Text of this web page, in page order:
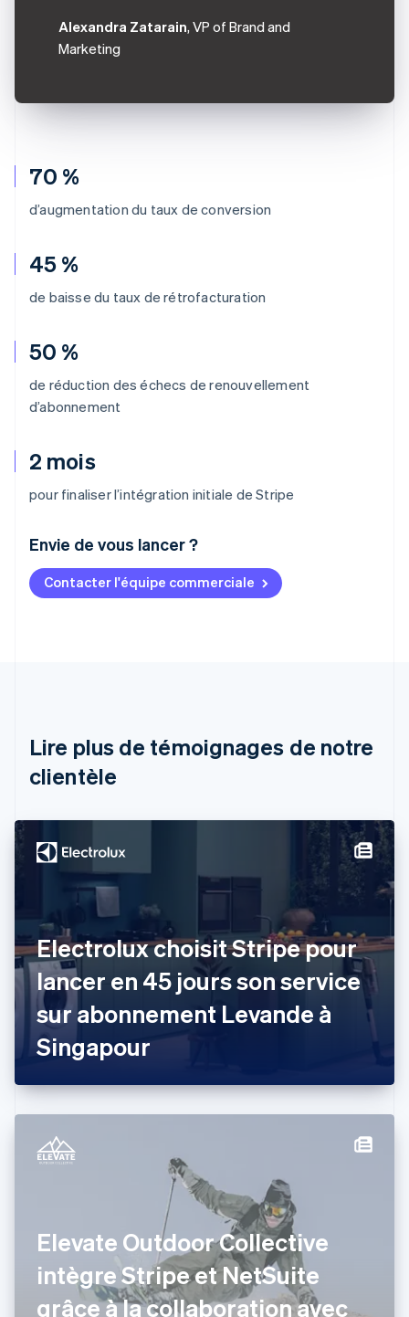
70 %
d’augmentation du taux de conversion
45 %
de baisse du taux de rétrofacturation
50 %
de réduction des échecs de renouvellement
d’abonnement
2 mois
pour finaliser l’intégration initiale de Stripe
Envie de vous lancer ?
Contacter l'équipe commerciale
Alexandra Zatarain, VP of Brand and
Marketing
Lire plus de témoignages de notre
clientèle
Electrolux choisit Stripe pour
lancer en 45 jours son service
sur abonnement Levande à
Singapour
Elevate Outdoor Collective
intègre Stripe et NetSuite
grâce à la collaboration avec
Allemagne
Brésil
PortuguêsEnglish
Bulgarie
Chine continentale
简体中文
Chypre
English
Croatie
English Italiano
Danemark
English
Émirats arabes unis
English
Espagne
EspañolEnglish
English
États-Unis
Finlande
English
English
Grèce
English
Hongrie
English